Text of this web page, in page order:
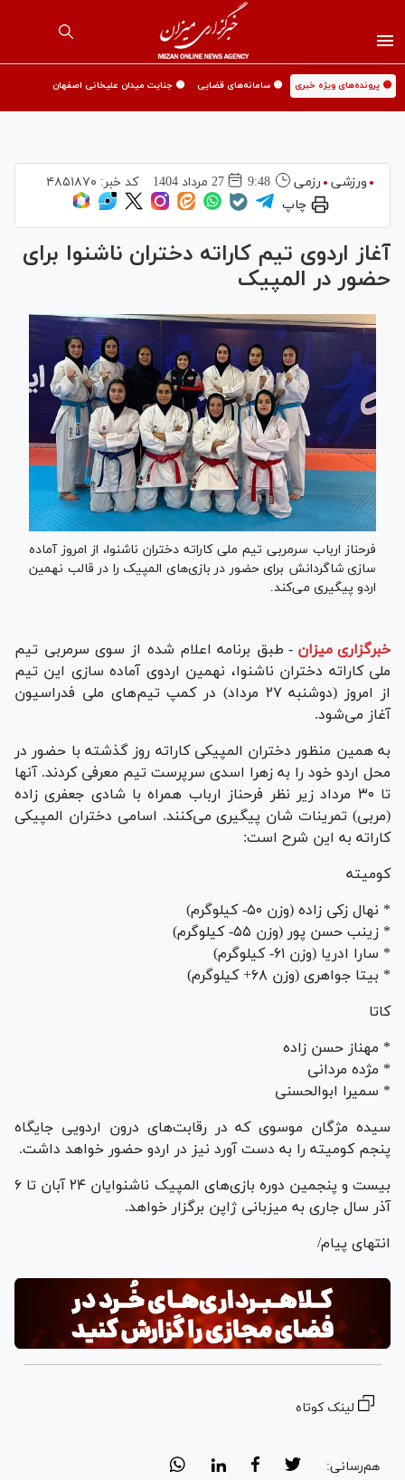
🟡 پرونده‌های ویژه خبری 🟡 سامانه‌های قضایی 🟡 جنایت میدان علیخانی اصفهان
ورزشی رزمی 9:48 27 مرداد 1404 کد خبر: ۴۸۵۱۸۷۰
چاپ
آغاز اردوی تیم کاراته دختران ناشنوا برای
حضور در المپیک
فرحناز ارباب سرمربی تیم ملی کاراته دختران ناشنوا، از امروز آماده
سازی شاگردانش برای حضور در بازی‌های المپیک را در قالب نهمین
اردو پیگیری می‌کند.
خبرگزاری میزان - طبق برنامه اعلام شده از سوی سرمربی تیم
ملی کاراته دختران ناشنوا، نهمین اردوی آماده سازی این تیم
از امروز (دوشنبه ۲۷ مرداد) در کمپ تیم‌های ملی فدراسیون
آغاز می‌شود.
به همین منظور دختران المپیکی کاراته روز گذشته با حضور در
محل اردو خود را به زهرا اسدی سرپرست تیم معرفی کردند. آنها
تا ۳۰ مرداد زیر نظر فرحناز ارباب همراه با شادی جعفری زاده
(مربی) تمرینات شان پیگیری می‌کنند. اسامی دختران المپیکی
کاراته به این شرح است:
کومیته
* نهال زکی زاده (وزن ۵۰- کیلوگرم)
* زینب حسن پور (وزن ۵۵- کیلوگرم)
* سارا ادریا (وزن ۶۱- کیلوگرم)
* بیتا جواهری (وزن ۶۸+ کیلوگرم)
کاتا
* مهناز حسن زاده
* مژده مردانی
* سمیرا ابوالحسنی
سیده مژگان موسوی که در رقابت‌های درون اردویی جایگاه
پنجم کومیته را به دست آورد نیز در اردو حضور خواهد داشت.
بیست و پنجمین دوره بازی‌های المپیک ناشنوایان ۲۴ آبان تا ۶
آذر سال جاری به میزبانی ژاپن برگزار خواهد.
انتهای پیام/
لینک کوتاه
هم‌رسانی: